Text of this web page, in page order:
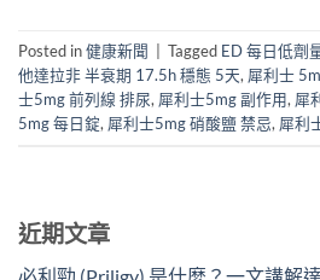
Posted in健康新聞 Tagged ED 每日低劑
他達拉非 半衰期 17.5h 穩態 5天, 犀利士
士5mg 前列線 排尿, 犀利士5mg 副作用, 犀
5mg 每日錠, 犀利士5mg 硝酸鹽 禁忌, 犀利
近期文章
必利勁 (Priligy) 是什麼？一文講解